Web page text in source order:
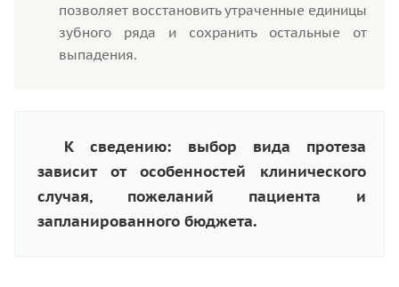
позволяет восстановить утраченные единицы
зубного ряда и сохранить остальные от
выпадения.
К сведению: выбор вида протеза
зависит от особенностей клинического
случая, пожеланий пациента и
запланированного бюджета.